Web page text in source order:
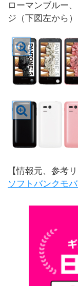
ローマンブルー
ジ（下図左から）
【情報元、参考リ
ソフトバンクモ